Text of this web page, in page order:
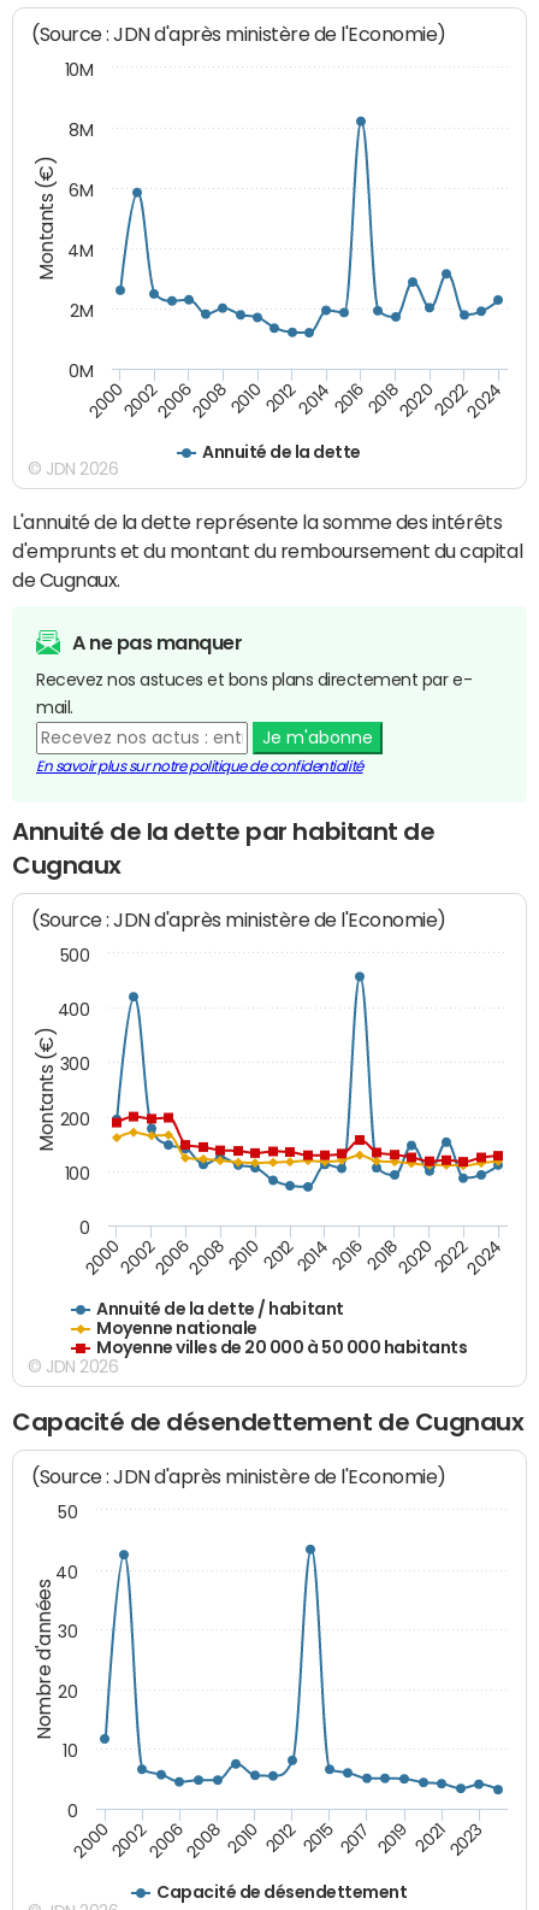
Montants (€)
(Source : JDN d'après ministère de l'Economie)
Annuité de la dette
200020022006200820102012201420162018202020222024
0M
2M
4M
6M
8M
10M
© JDN 2026
L'annuité de la dette représente la somme des intérêts
d'emprunts et du montant du remboursement du capital
de Cugnaux.
A ne pas manquer
Recevez nos astuces et bons plans directement par e-
mail.
Je m'abonne
En savoir plus sur notre politique de confidentialité
Annuité de la dette par habitant de
Cugnaux
Montants (€)
(Source : JDN d'après ministère de l'Economie)
Annuité de la dette / habitant
Moyenne nationale
Moyenne villes de 20 000 à 50 000 habitants
200020022006200820102012201420162018202020222024
0
100
200
300
400
500
© JDN 2026
Capacité de désendettement de Cugnaux
Nombre d'années
(Source : JDN d'après ministère de l'Economie)
Capacité de désendettement
20002002200620082010 2012 2015 2017 2019 20212023
0
10
20
30
40
50